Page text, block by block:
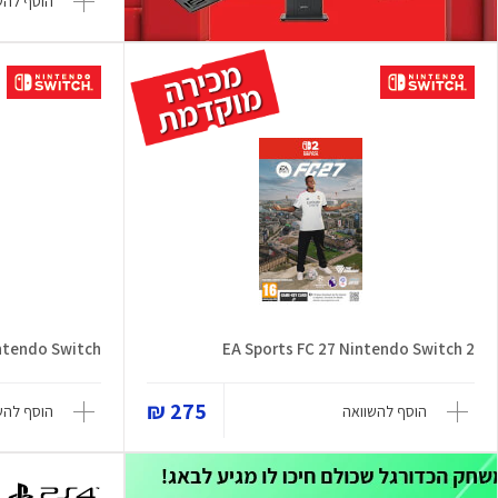
EA Sports FC 27 Nintendo Switch 2
הוסף להשוואה 275 ₪
Switch
הוסף